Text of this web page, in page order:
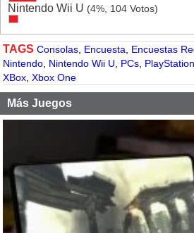
Nintendo Wii U (4%, 104 Votos)
TAGS Consolas, Encuesta, Encuestas
Nintendo, Nintendo Wii U, PCs, PlayStation
XBox, Xbox One
Más Juegos